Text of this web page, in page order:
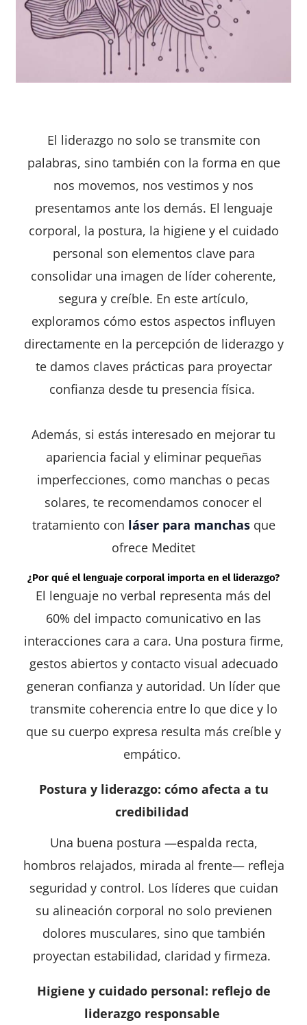
El liderazgo no solo se transmite con
palabras, sino también con la forma en que
nos movemos, nos vestimos y nos
presentamos ante los demás. El lenguaje
corporal, la postura, la higiene y el cuidado
personal son elementos clave para
consolidar una imagen de líder coherente,
segura y creíble. En este artículo,
exploramos cómo estos aspectos influyen
directamente en la percepción de liderazgo y
te damos claves prácticas para proyectar
confianza desde tu presencia física.
Además, si estás interesado en mejorar tu
apariencia facial y eliminar pequeñas
imperfecciones, como manchas o pecas
solares, te recomendamos conocer el
tratamiento con láser para manchasque
ofrece Meditet
¿Por qué el lenguaje corporal importa en el liderazgo?
El lenguaje no verbal representa más del
60% del impacto comunicativo en las
interacciones cara a cara. Una postura firme,
gestos abiertos y contacto visual adecuado
generan confianza y autoridad. Un líder que
transmite coherencia entre lo que dice y lo
que su cuerpo expresa resulta más creíble y
empático.
Postura y liderazgo: cómo afecta a tu
credibilidad
Una buena postura —espalda recta,
hombros relajados, mirada al frente— refleja
seguridad y control. Los líderes que cuidan
su alineación corporal no solo previenen
dolores musculares, sino que también
proyectan estabilidad, claridad y firmeza.
Higiene y cuidado personal: reflejo de
liderazgo responsable